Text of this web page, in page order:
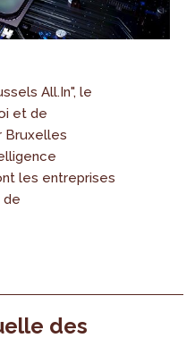
All.In", le
et de
Bruxelles
les entreprises
de
des